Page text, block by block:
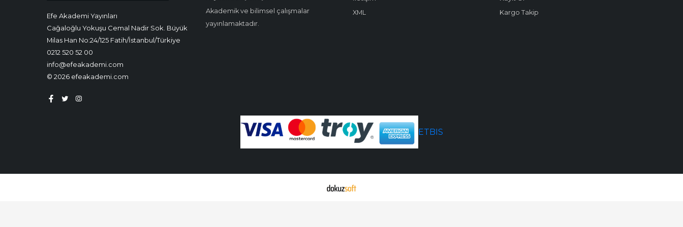
Efe Akademi Yayınları
Cağaloğlu Yokuşu Cemal Nadir Sok. Büyük
Milas Han No:24/125 Fatih/İstanbul/Türkiye
0212 520 52 00
info@efeakademi.com
© 2026 efeakademi.com
Akademik ve bilimsel çalışmalar
yayınlamaktadır.
XML
Kargo Takip
ETBIS